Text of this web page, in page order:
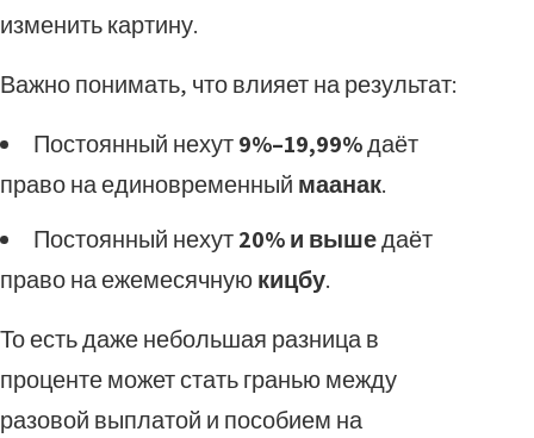
изменить картину.
Важно понимать, что влияет на результат:
Постоянный нехут9%–19,99%даёт
право на единовременный маанак.
Постоянный нехут20% и вышедаёт
право на ежемесячнуюкицбу.
То есть даже небольшая разница в
проценте может стать гранью между
разовой выплатой и пособием на